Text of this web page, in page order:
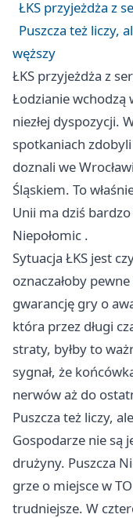
ŁKS przyjeżdża z
Puszcza też liczy,
węższy
ŁKS przyjeżdża z
Łodzianie wchodzą
niezłej dyspozycji.
spotkaniach
doznali we
Śląskiem. To
Unii ma dziś
Niepołomic .
Sytuacja ŁKS jest
oznaczałoby
gwarancję gry o
która przez długi
straty, byłby to
sygnał, że
nerwów aż do
Puszcza też liczy,
Gospodarze nie są
drużyny. Puszcza
grze o miejsce w
trudniejsze. W